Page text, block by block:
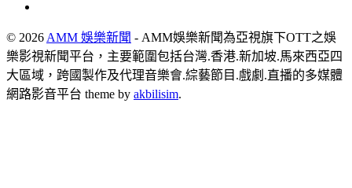
© 2026AMM 娛樂新聞 - AMM娛樂新聞為亞視旗下OTT之娛
樂影視新聞平台，主要範圍包括台灣.香港.新加坡.馬來西亞四
大區域，跨國製作及代理音樂會.綜藝節目.戲劇.直播的多媒體
網路影音平台 theme by akbilisim.